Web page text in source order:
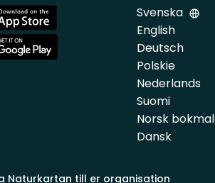
Svenska
English
Deutsch
Polskie
Nederlands
Suomi
Norsk bokmal
Dansk
Naturkartan till er organisation